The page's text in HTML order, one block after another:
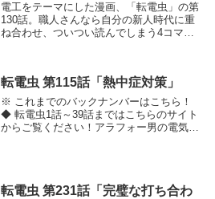
電工をテーマにした漫画、「転電虫」の第
130話。職人さんなら自分の新人時代に重
ね合わせ、ついつい読んでしまう4コママ
転電虫 第115話「熱中症対策」
※ これまでのバックナンバーはこちら！
◆ 転電虫1話～39話まではこちらのサイト
からご覧ください！アラフォー男の電気工
転電虫 第231話「完璧な打ち合わ